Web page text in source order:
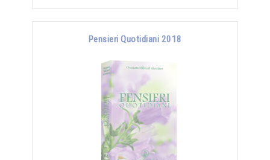
Pensieri Quotidiani 2018